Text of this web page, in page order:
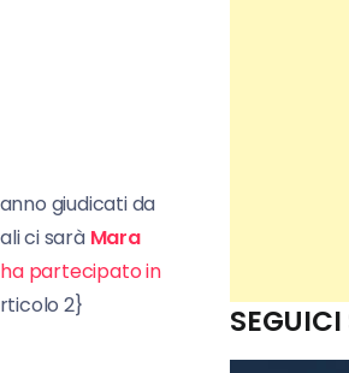
giudicati da
ci sarà Mara
ha partecipato in
2}